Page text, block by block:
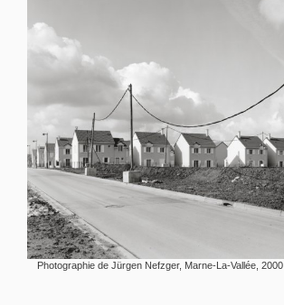
Photographie de Jürgen Nefzger, Marne-La-Vallée, 2000